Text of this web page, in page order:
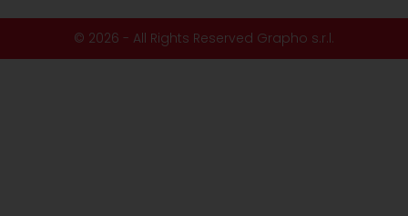
© 2026 - All Rights Reserved Grapho s.r.l.